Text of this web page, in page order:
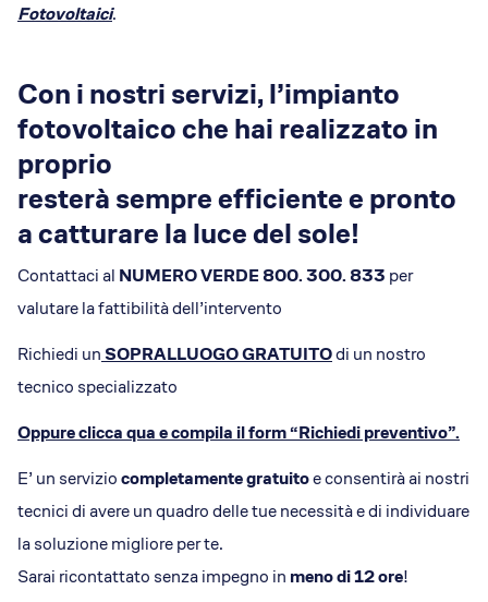
Fotovoltaici.
Con i nostri servizi, l’impianto
fotovoltaico che hai realizzato in
proprio
resterà sempre efficiente e pronto
a catturare la luce del sole!
Contattaci al NUMERO VERDE 800. 300. 833 per
valutare la fattibilità dell’intervento
Richiedi unSOPRALLUOGO GRATUITOdi un nostro
tecnico specializzato
Oppure clicca qua e compila il form “Richiedi preventivo”.
E’ un serviziocompletamente gratuitoe consentirà ai nostri
tecnici di avere un quadro delle tue necessità e di individuare
la soluzione migliore per te.
Sarai ricontattato senza impegno in meno di 12 ore!